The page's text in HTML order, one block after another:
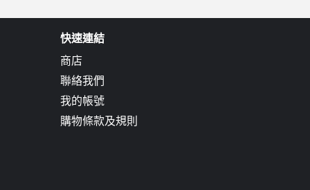
快速連結
商店
聯絡我們
我的帳號
購物條款及規則